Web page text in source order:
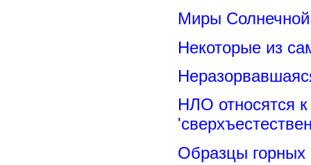
Миры
Некоторые из
НЛО относятся к
Образцы горных